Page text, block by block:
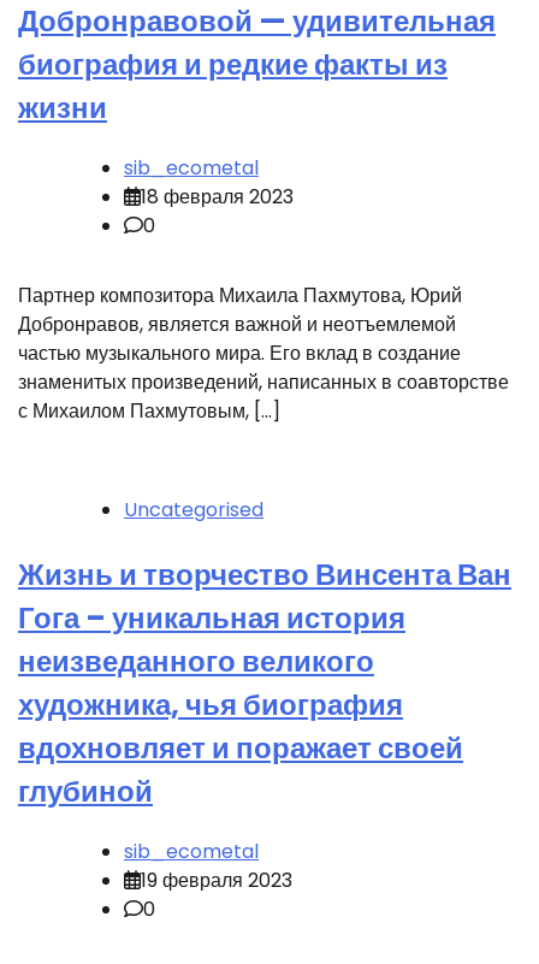
Добронравовой — удивительная
биография и редкие факты из
жизни
sib_ecometal
18 февраля 2023
0
Партнер композитора Михаила Пахмутова, Юрий
Добронравов, является важной и неотъемлемой
частью музыкального мира. Его вклад в создание
знаменитых произведений, написанных в соавторстве
с Михаилом Пахмутовым, […]
Uncategorised
Жизнь и творчество Винсента Ван
Гога – уникальная история
неизведанного великого
художника, чья биография
вдохновляет и поражает своей
глубиной
sib_ecometal
19 февраля 2023
0